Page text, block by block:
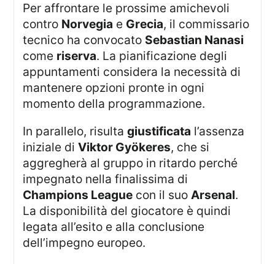
Per affrontare le prossime amichevoli
contro Norvegia e Grecia, il commissario
tecnico ha convocato Sebastian Nanasi
come riserva. La pianificazione degli
appuntamenti considera la necessità di
mantenere opzioni pronte in ogni
momento della programmazione.
In parallelo, risultagiustificata l’assenza
iniziale diViktor Gyökeres, che si
aggregherà al gruppo in ritardo perché
impegnato nella finalissima di
Champions League con il suoArsenal.
La disponibilità del giocatore è quindi
legata all’esito e alla conclusione
dell’impegno europeo.